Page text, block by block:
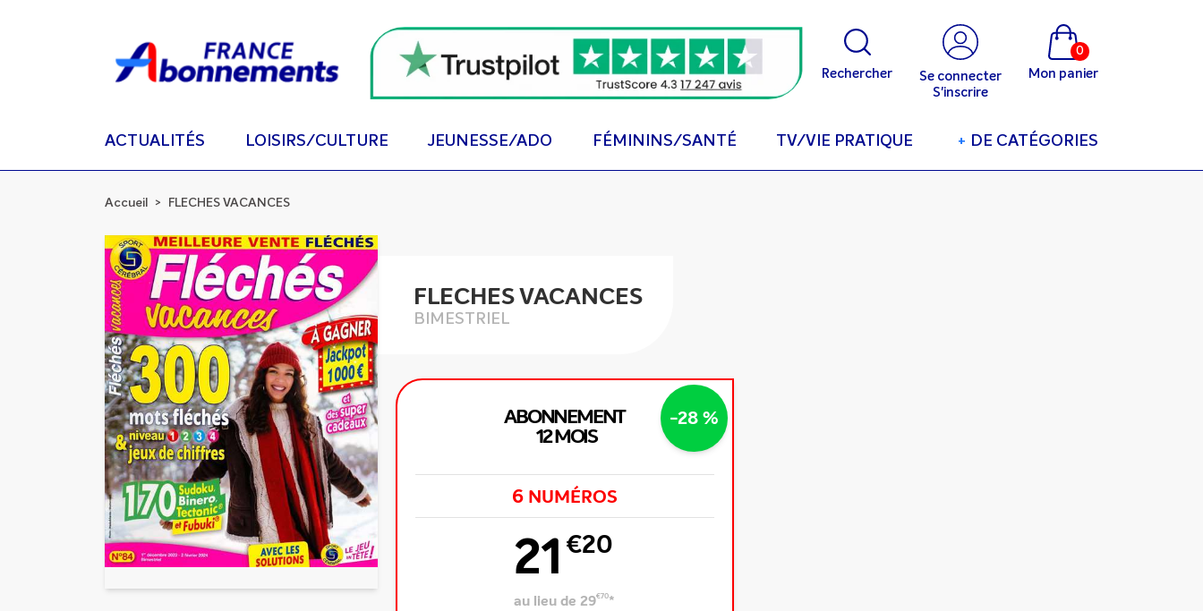
Rechercher
Se connecter
S'inscrire
Mon panier
0
ACTUALITÉS LOISIRS/CULTURE JEUNESSE/ADO FÉMININS/SANTÉ TV/VIE PRATIQUE + DE CATÉGORIES
Accueil FLECHES VACANCES
FLECHES VACANCES
BIMESTRIEL
-28 %
ABONNEMENT
12 MOIS
6 NUMÉROS
21 €20
au lieu de 29€70*